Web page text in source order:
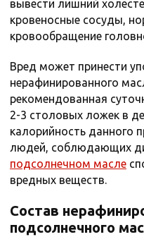
вывести лишний
кровеносные сосуды,
кровообращение
Вред может принести
нерафинированного
рекомендованная
2-3 столовых ложек в
калорийность данного
людей, соблюдающих
подсолнечном масле
вредных веществ.
Состав
подсолнечного